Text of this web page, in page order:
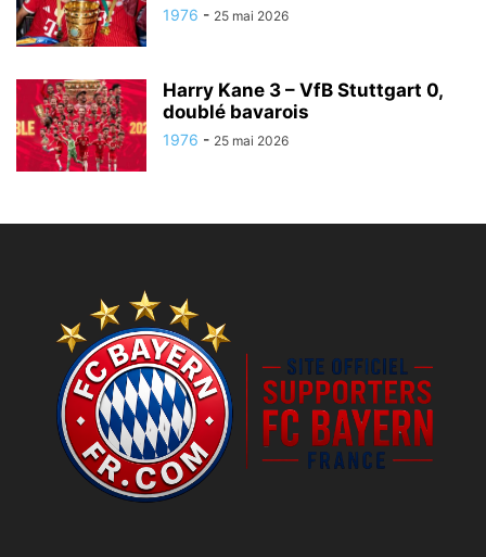
1976 - 25 mai 2026
Harry Kane 3 – VfB Stuttgart 0,
doublé bavarois
1976 - 25 mai 2026